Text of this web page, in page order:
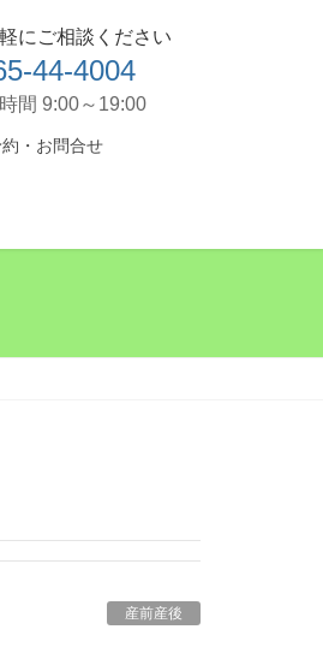
にご相談ください
44-4004
間 9:00～19:00
約・お問合せ
産前産後